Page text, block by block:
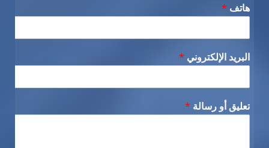
هاتف *
البريد الإلكتروني *
تعليق أو رسالة *